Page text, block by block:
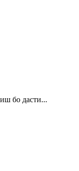
бо дасти...